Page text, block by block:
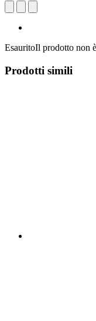
EsauritoIl prodotto non
Prodotti simili